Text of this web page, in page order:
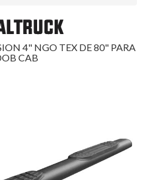
4" NGO TEX DE 80" PARA
CAB